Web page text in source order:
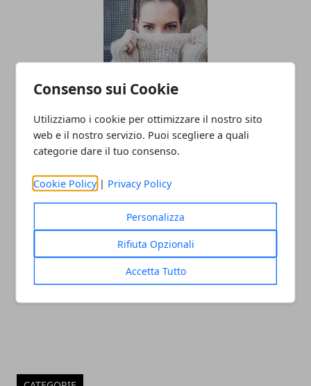
Consenso sui Cookie
Utilizziamo i cookie per ottimizzare il nostro sito
web e il nostro servizio. Puoi scegliere a quali
categorie dare il tuo consenso.
Cookie Policy | Privacy Policy
Personalizza
Rifiuta Opzionali
Accetta Tutto
Linea di moda: gli errori da non fare
prima del lancio
SEO per e-commerce: i consigli per
gestirla al meglio